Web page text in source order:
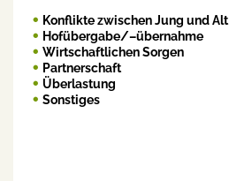
Konflikte zwischen Jung und Alt
Hofübergabe/–übernahme
Wirtschaftlichen Sorgen
Partnerschaft
Überlastung
Sonstiges